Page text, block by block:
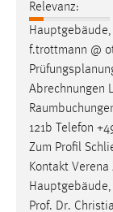
Relevanz:
Hauptgebäude,
f.trottmann @
Abrechnungen
121b Telefon
Zum Profil
Kontakt
Hauptgebäude,
Prof. Dr.